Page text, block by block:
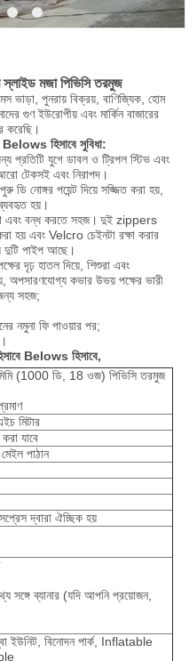
মজা পিভিসি তরমুজ
পুনরায় বিক্রয়, বাণিজ্যিক, হোম
গুণ ইউরোপীয় এবং মার্কিন বাজারের
করেছি।
হিসাবে সুবিধা:
প্রতিটি যুগে ডাবল ও ট্রিপল স্টিভ এবং
টেকসই এবং নিরাপদ।
নোঙ্গর পয়েন্ট দিয়ে সজ্জিত করা হয়,
হয়।
এবং বন্ধ করতে সহজ। দুই zippers
হয় এবং Velcro চেইনটা রক্ষা করার
দুটি পাইপ আছে।
দৃঢ় হাতল দিয়ে, শিশুরা এবং
অপসারণযোগ্য কভার উভয় পক্ষের ভারী
সহজ;
নমুনা ফি পাওয়ার পর;
Belows হিসাবে,
(1000 ডি, 18 ওজ) পিভিসি তরমুজ
মিটার
যাবে
​​পাঠান
দ্বারা ঐচ্ছিক হয়
সঙ্গে ব্যানার (যদি আপনি প্রয়োজন,
ইউনিট, বিনোদন পার্ক, Inflatable